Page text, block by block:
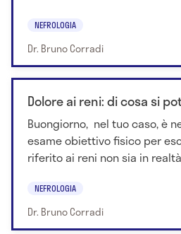
NEFROLOGIA
Dr. Bruno Corradi
Dolore ai reni: di cosa si
Buongiorno, nel tuo caso, è
esame obiettivo fisico per
riferito ai reni non sia in
NEFROLOGIA
Dr. Bruno Corradi